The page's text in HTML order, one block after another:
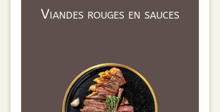
Viandes rouges en sauces